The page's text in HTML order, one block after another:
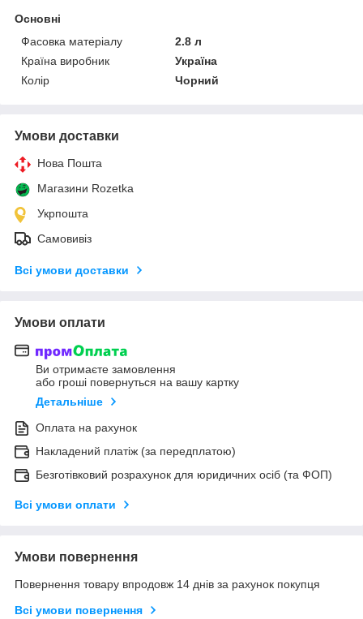
Основні
Фасовка матеріалу
2.8 л
Країна виробник
Україна
Колір
Чорний
Умови доставки
Нова Пошта
Магазини Rozetka
Укрпошта
Самовивіз
Всі умови доставки
Умови оплати
Ви отримаєте замовлення
або гроші повернуться на вашу картку
Детальніше
Оплата на рахунок
Накладений платіж (за передплатою)
Безготівковий розрахунок для юридичних осіб (та ФОП)
Всі умови оплати
Умови повернення
Повернення товару впродовж 14 днів за рахунок покупця
Всі умови повернення